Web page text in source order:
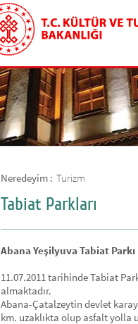
Neredeyim : Turizm
Tabiat Parkları
Abana Yeşilyuva Tabiat Parkı
11.07.2011 tarihinde Tabiat
almaktadır.
Abana-Çatalzeytin devlet
km. uzaklıkta olup asfalt yolla